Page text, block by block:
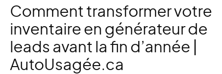
Comment transformer votre
inventaire en générateur de
leads avant la fin d’année |
AutoUsagée.ca